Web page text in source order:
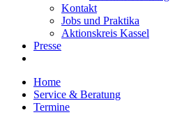
Kontakt
Jobs und Praktika
Aktionskreis Kassel
Presse
Home
Service & Beratung
Termine